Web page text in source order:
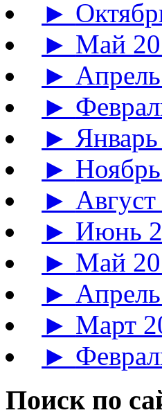
►
► Май
►
►
►
►
►
► Июнь
► Май
►
► Март
►
Поиск по